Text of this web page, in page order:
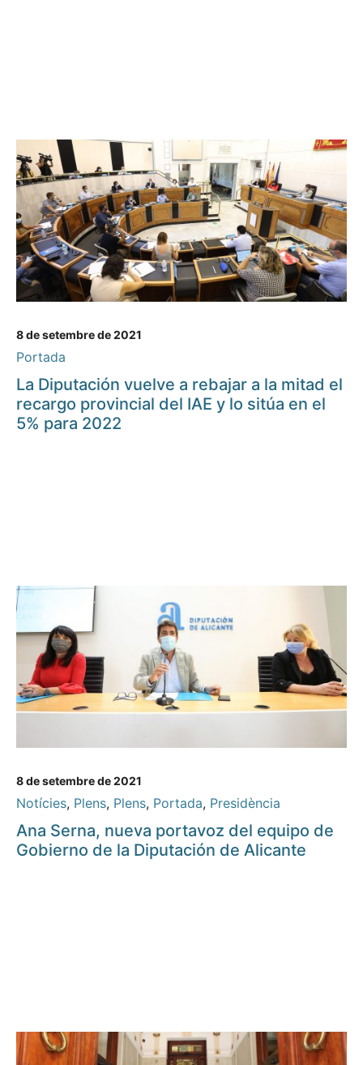
8 de setembre de 2021
Portada
La Diputación vuelve a rebajar a la mitad el
recargo provincial del IAE y lo sitúa en el
5% para 2022
8 de setembre de 2021
Notícies, Plens, Plens, Portada, Presidència
Ana Serna, nueva portavoz del equipo de
Gobierno de la Diputación de Alicante